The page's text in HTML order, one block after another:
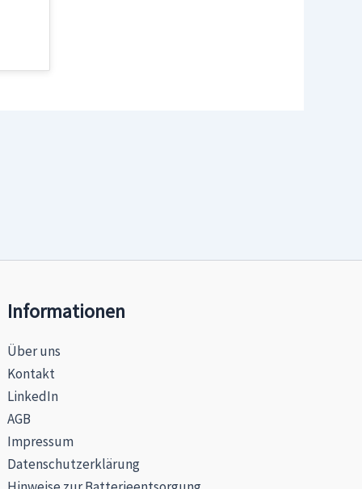
Informationen
Über uns
Kontakt
LinkedIn
AGB
Impressum
Datenschutzerklärung